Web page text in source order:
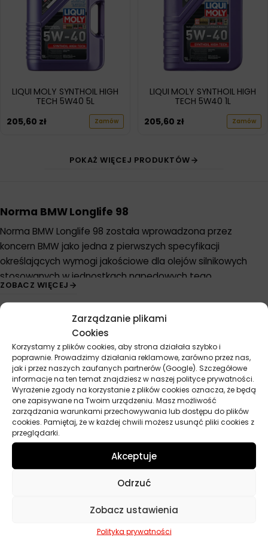
Zarządzanie plikami
Cookies
Korzystamy z plików cookies, aby strona działała szybko i
poprawnie. Prowadzimy działania reklamowe, zarówno przez nas,
jak i przez naszych zaufanych partnerów (Google). Szczegółowe
informacje na ten temat znajdziesz w naszej polityce prywatności.
Wyrażenie zgody na korzystanie z plików cookies oznacza, że będą
one zapisywane na Twoim urządzeniu. Masz możliwość
zarządzania warunkami przechowywania lub dostępu do plików
cookies. Pamiętaj, że w każdej chwili możesz usunąć pliki cookies z
przeglądarki.
Akceptuje
Odrzuć
Zobacz ustawienia
Polityka prywatności
LIQUI MOLY SYNTHOIL HIGH
TECH 5W40 5L
205,60 zł Zamów
LIQUI MOLY SYNTHOIL HIGH
TECH 5W40 1L
205,60 zł Zamów
POKAŻ WIĘCEJ PRODUKTÓW
Norma BMW Longlife 98
Norma BMW Longlife 98 została wprowadzona przez
koncern BMW jako jedna z pierwszych specyfikacji
określających wymogi jakościowe dla olejów silnikowych
stosowanych w jednostkach napędowych tego
producenta. Standard ten powstał w 1998 roku jako
odpowiedź na rosnące wymagania techniczne
nowoczesnych silników niemieckiej marki. BMW Longlife 98
ustanawia podstawowe parametry dla środków smarnych
zapewniających prawidłową pracę silników benzynowych
oraz Diesla.
W przeciwieństwie do późniejszych norm BMW, specyfikacja
Longlife 98 nie zakładała jeszcze wydłużonych interwałów
między wymianami oleju. Standard ten był prekursorem dla
następnych, bardziej rygorystycznych norm takich jak
Longlife 01
FE+.
spełniające wymogi BMW Longlife 98
muszą charakteryzować się odpowiednią stabilnością
znaczącym krokiem naprzód względem wcześniejszych
ZOBACZ WIĘCEJ
Przydatne linki
Oleje
Chemia
Kosmetyki
Akcesoria
Żarówki
Zapachy